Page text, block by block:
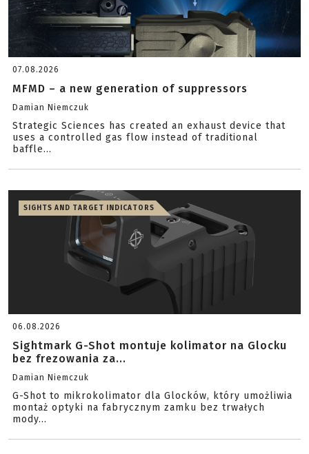
07.08.2026
MFMD – a new generation of suppressors
Damian Niemczuk
Strategic Sciences has created an exhaust device that
uses a controlled gas flow instead of traditional
baffle...
SIGHTS AND TARGET INDICATORS
06.08.2026
Sightmark G-Shot montuje kolimator na Glocku
bez frezowania za...
Damian Niemczuk
G-Shot to mikrokolimator dla Glocków, który umożliwia
montaż optyki na fabrycznym zamku bez trwałych
mody...